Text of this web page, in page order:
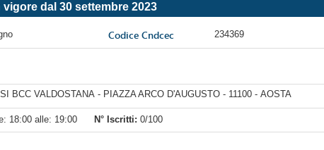
dal 30 settembre 2023
Codice Cndcec 234369
BCC VALDOSTANA - PIAZZA ARCO D'AUGUSTO - 11100 - AOSTA
18:00 alle: 19:00 N° Iscritti: 0/100